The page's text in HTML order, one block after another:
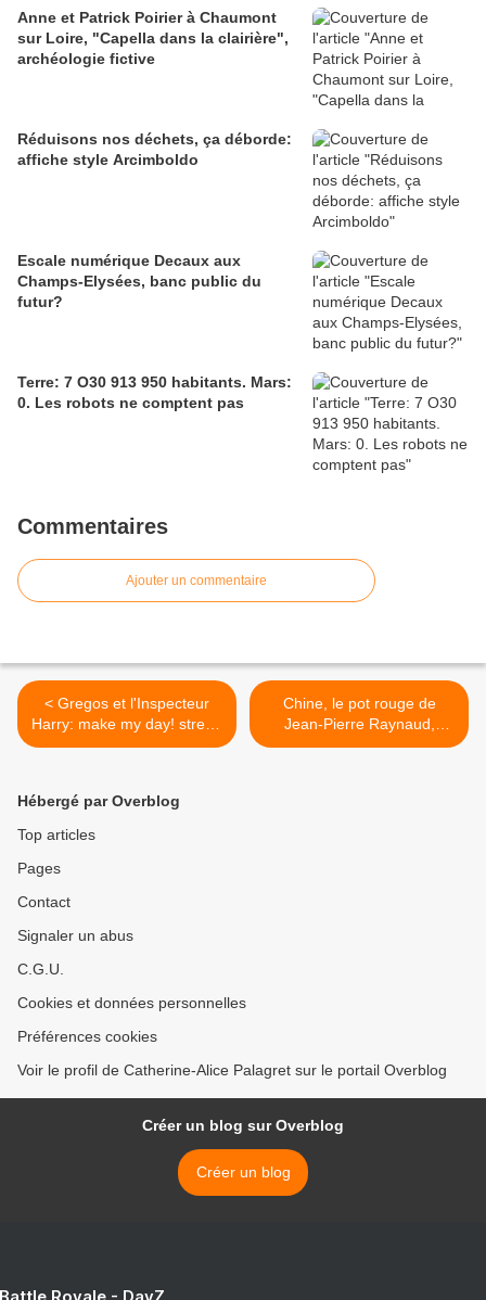
Anne et Patrick Poirier à Chaumont
sur Loire, "Capella dans la clairière",
archéologie fictive
Réduisons nos déchets, ça déborde:
affiche style Arcimboldo
Escale numérique Decaux aux
Champs-Elysées, banc public du
futur?
Terre: 7 O30 913 950 habitants. Mars:
0. Les robots ne comptent pas
Commentaires
Ajouter un commentaire
< Gregos et l'Inspecteur
Harry: make my day! street-
art
Chine, le pot rouge de
Jean-Pierre Raynaud,
sculpture monumentale à
Hébergé par Overblog
Top articles
Pages
Contact
Signaler un abus
C.G.U.
Cookies et données personnelles
Préférences cookies
Voir le profil de Catherine-Alice Palagret sur le portail Overblog
Créer un blog sur Overblog
Créer un blog